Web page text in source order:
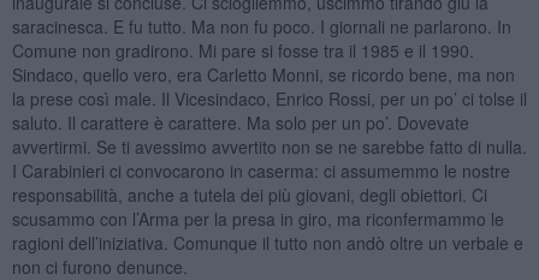
saracinesca. E fu tutto. Ma non fu poco. I giornali ne parlarono. In
Comune non gradirono. Mi pare si fosse tra il 1985 e il 1990.
Sindaco, quello vero, era Carletto Monni, se ricordo bene, ma non
la prese così male. Il Vicesindaco, Enrico Rossi, per un po’ ci tolse il
saluto. Il carattere è carattere. Ma solo per un po’. Dovevate
avvertirmi. Se ti avessimo avvertito non se ne sarebbe fatto di nulla.
I Carabinieri ci convocarono in caserma: ci assumemmo le nostre
responsabilità, anche a tutela dei più giovani, degli obiettori. Ci
scusammo con l’Arma per la presa in giro, ma riconfermammo le
ragioni dell’iniziativa. Comunque il tutto non andò oltre un verbale e
non ci furono denunce.